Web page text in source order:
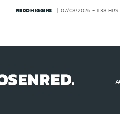
REDOHIGGINS 07/08/2026 - 11:38 HRS